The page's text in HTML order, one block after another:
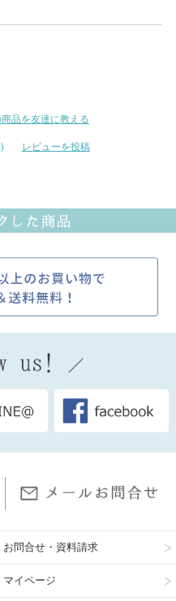
品を友達に教える
レビューを投稿
お問合せ・資料請求
マイページ